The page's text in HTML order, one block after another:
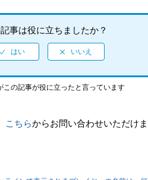
事は役に立ちましたか？
この記事が役に立ったと言っています
こちらからお問い合わせいただけま